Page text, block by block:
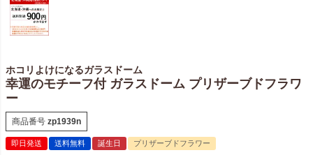
ホコリよけになるガラスドーム
幸運のモチーフ付 ガラスドーム プリザーブドフラワ
ー
商品番号 zp1939n
即日発送 送料無料 誕生日 プリザーブドフラワー